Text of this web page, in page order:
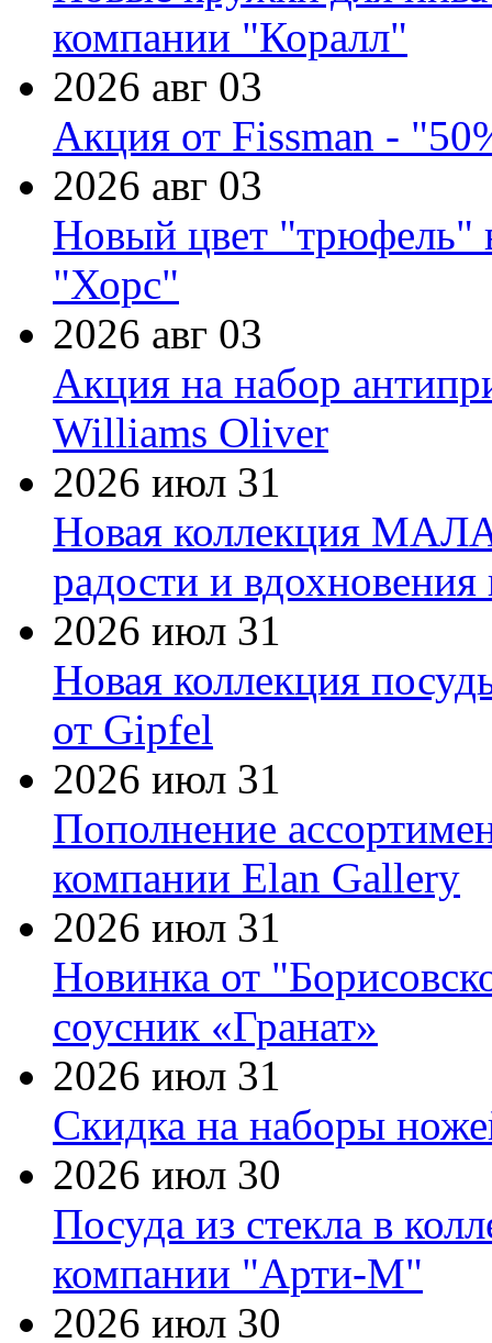
компании "Коралл"
2026 авг 03
Акция от Fissman -
2026 авг 03
Новый цвет "трюфель"
"Хорс"
2026 авг 03
Акция на набор
Williams Oliver
2026 июл 31
Новая коллекция
радости и
2026 июл 31
Новая коллекция
от Gipfel
2026 июл 31
Пополнение
компании Elan Gallery
2026 июл 31
Новинка от
соусник «Гранат»
2026 июл 31
Скидка на наборы
2026 июл 30
Посуда из стекла в
компании "Арти-М"
2026 июл 30